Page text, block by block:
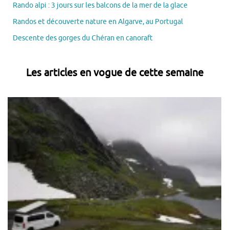
Rando alpi : 3 jours sur les balcons de la mer de la glace
Randos et découverte nature en Algarve, au Portugal
Descente des gorges du Chéran en canoraft
Les articles en vogue de cette semaine